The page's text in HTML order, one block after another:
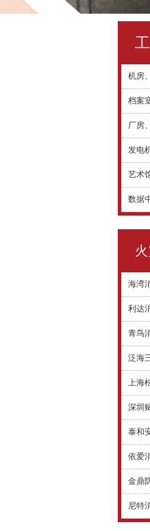
机房
档案
厂房
发电
艺术
数据
海湾
利达
青鸟
泛海
上海
深圳
泰和
依爱
金鼎
尼特